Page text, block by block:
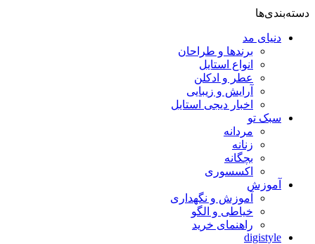
دسته‌بندی‌ها
دنیای مد
برندها و طراحان
انواع استایل
عطر و ادکلن
آرایش و زیبایی
اخبار دیجی استایل
سبک تو
مردانه
زنانه
بچگانه
اکسسوری
آموزش
آموزش و نگهداری
خیاطی و الگو
راهنمای خرید
digistyle